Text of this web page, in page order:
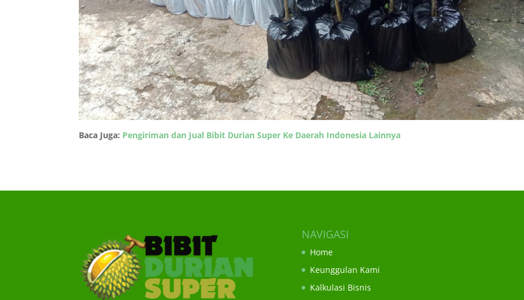
Baca Juga: Pengiriman dan Jual Bibit Durian Super Ke Daerah Indonesia Lainnya
NAVIGASI
Home
Keunggulan Kami
Kalkulasi Bisnis